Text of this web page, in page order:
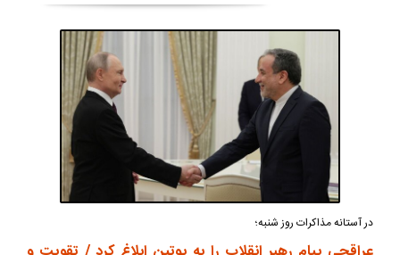
در آستانه مذاکرات روز شنبه؛